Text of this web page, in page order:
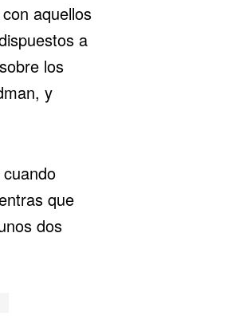
aquellos
a
los
y
que
dos